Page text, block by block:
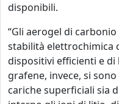
disponibili.
“Gli aerogel di
stabilità elettrochimica
dispositivi efficienti e
grafene, invece, si
cariche superficiali sia